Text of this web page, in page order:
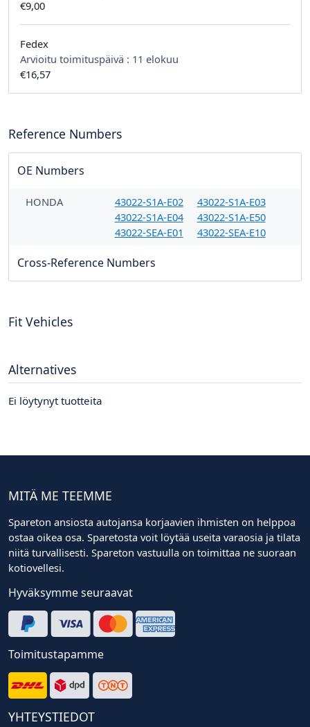
€9,00
Fedex
Arvioitu toimituspäivä : 11 elokuu
€16,57
Reference Numbers
OE Numbers
HONDA 43022-S1A-E02
43022-S1A-E03
43022-S1A-E04
43022-S1A-E50
43022-SEA-E01
43022-SEA-E10
Cross-Reference Numbers
Fit Vehicles
Alternatives
Ei löytynyt tuotteita
MITÄ ME TEEMME
Spareton ansiosta autojansa korjaavien ihmisten on helppoa
ostaa oikea osa. Sparetosta voit löytää useita varaosia ja tilata
niitä turvallisesti. Spareton vastuulla on toimittaa ne suoraan
kotiovellesi.
Hyväksymme seuraavat
Toimitustapamme
YHTEYSTIEDOT